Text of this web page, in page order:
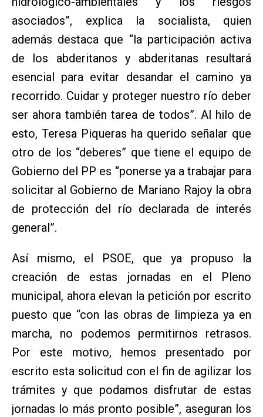
asociados”, explica la socialista, quien
además destaca que “la participación activa
de los abderitanos y abderitanas resultará
esencial para evitar desandar el camino ya
recorrido. Cuidar y proteger nuestro río deber
ser ahora también tarea de todos”. Al hilo de
esto, Teresa Piqueras ha querido señalar que
otro de los “deberes” que tiene el equipo de
Gobierno del PP es “ponerse ya a trabajar para
solicitar al Gobierno de Mariano Rajoy la obra
de protección del río declarada de interés
general”.
Así mismo, el PSOE, que ya propuso la
creación de estas jornadas en el Pleno
municipal, ahora elevan la petición por escrito
puesto que “con las obras de limpieza ya en
marcha, no podemos permitirnos retrasos.
Por este motivo, hemos presentado por
escrito esta solicitud con el fin de agilizar los
trámites y que podamos disfrutar de estas
jornadas lo más pronto posible”, aseguran los